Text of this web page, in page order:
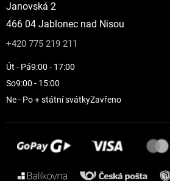
Janovská 2
466 04 Jablonec nad Nisou
+420 775 219 211
Út - Pá9:00 - 17:00
So9:00 - 15:00
Ne - Po + státní svátkyZavřeno